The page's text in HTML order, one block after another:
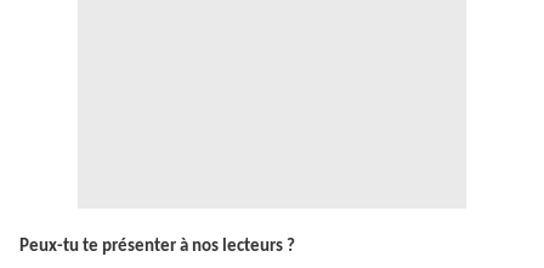
Peux-tu te présenter à nos lecteurs ?